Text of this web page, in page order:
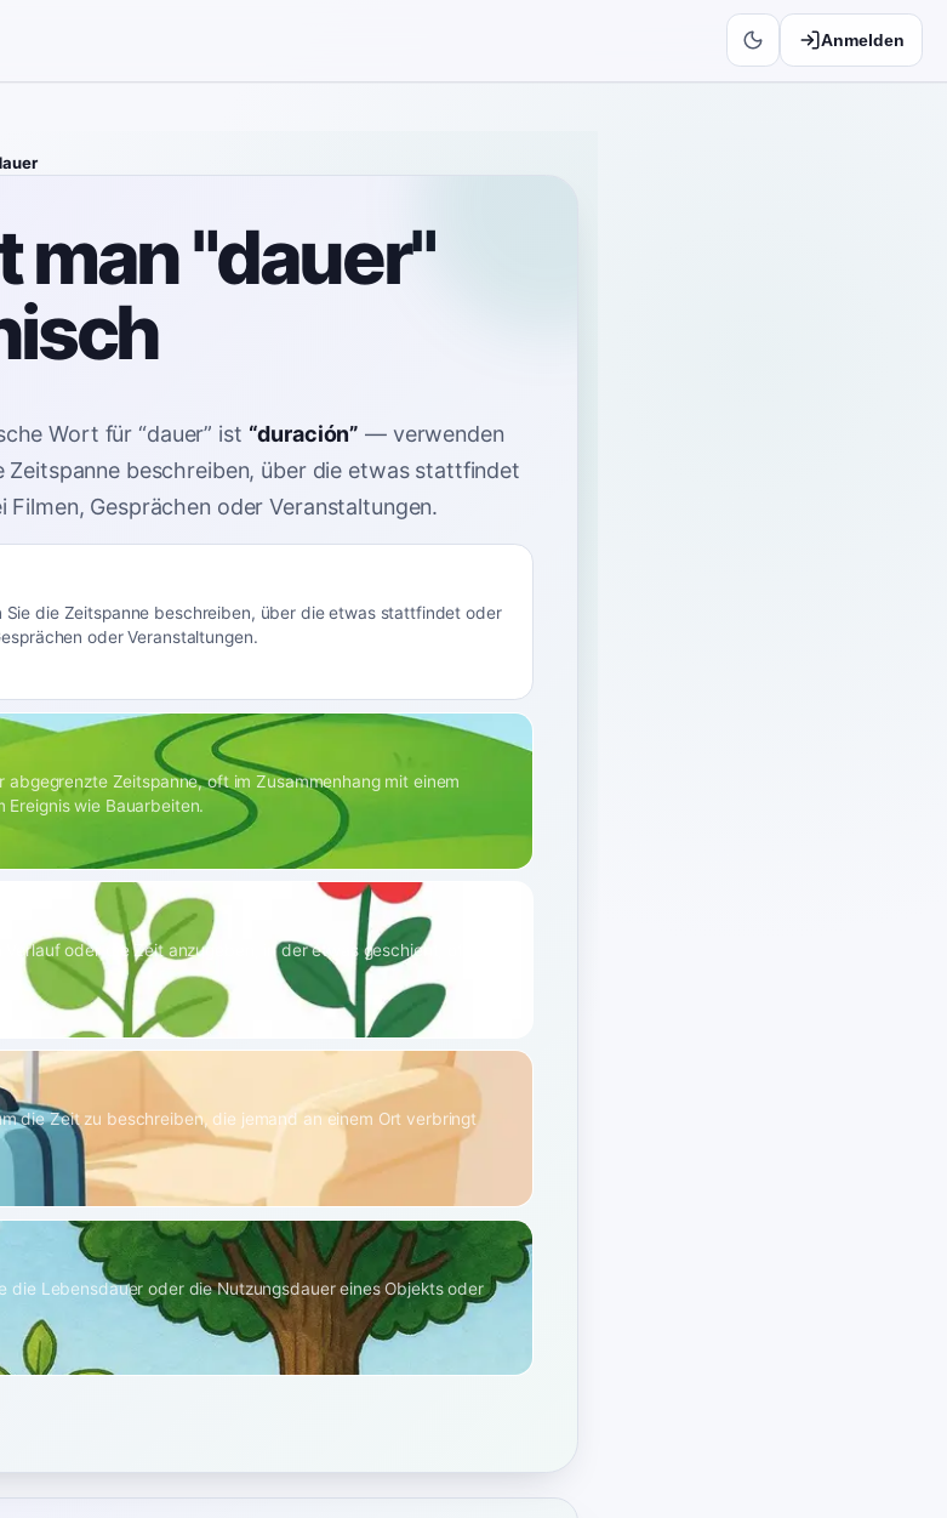
Anmelden
man "dauer"
Wort für “dauer” ist “duración” — verwenden
Zeitspanne beschreiben, über die etwas stattfindet
Gesprächen oder Veranstaltungen.
Sie die Zeitspanne beschreiben, über die etwas stattfindet oder
oder Veranstaltungen.
abgegrenzte Zeitspanne, oft im Zusammenhang mit einem
Ereignis wie Bauarbeiten.
Verlauf oder die Zeit anzugeben, in der etwas geschieht, oft im
die Zeit zu beschreiben, die jemand an einem Ort verbringt
die Lebensdauer oder die Nutzungsdauer eines Objekts oder